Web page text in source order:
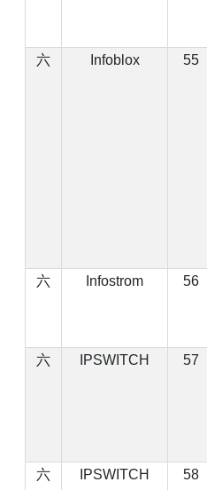
六 Infoblox 55
六 Infostrom 56
六 IPSWITCH 57
六 IPSWITCH 58